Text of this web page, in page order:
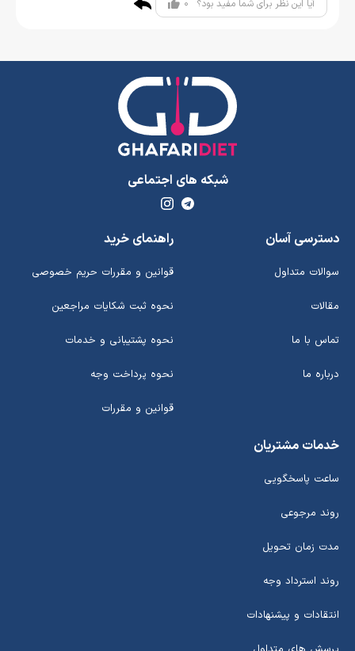
آیا این نظر برای شما مفید بود؟ 0
شبکه های اجتماعی
دسترسی آسان
سوالات متداول
مقالات
تماس با ما
درباره ما
راهنمای خرید
قوانین و مقررات حریم خصوصی
نحوه ثبت شکایات مراجعین
نحوه پشتیبانی و خدمات
نحوه پرداخت وجه
قوانین و مقررات
خدمات مشتریان
ساعت پاسخگویی
روند مرجوعی
مدت زمان تحویل
روند استرداد وجه
انتقادات و پیشنهادات